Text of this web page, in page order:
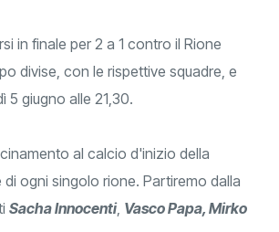
in finale per 2 a 1 contro il Rione
divise, con le rispettive squadre, e
5 giugno alle 21,30.
al calcio d'inizio della
ogni singolo rione. Partiremo dalla
Sacha Innocenti, Vasco Papa, Mirko